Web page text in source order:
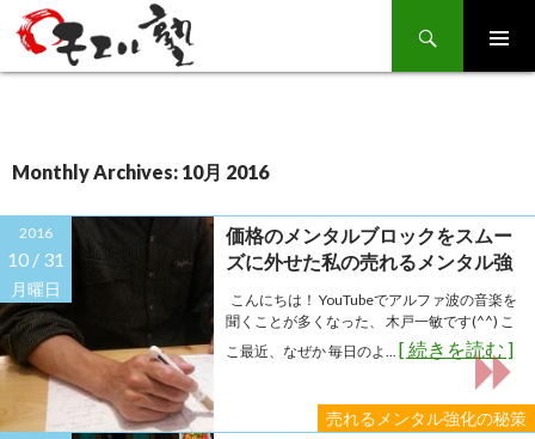
Search
SKIP
TO
Monthly Archives: 10月 2016
2016
10 / 31
月曜日
売れるメンタル強化の秘策
価格のメンタルブロックをスムー
ズに外せた私の売れるメンタル強
こんにちは！ YouTubeでアルファ波の音楽を
聞くことが多くなった、 木戸一敏です(^^) こ
こ最近、なぜか 毎日のよ... [ 続きを読む ]